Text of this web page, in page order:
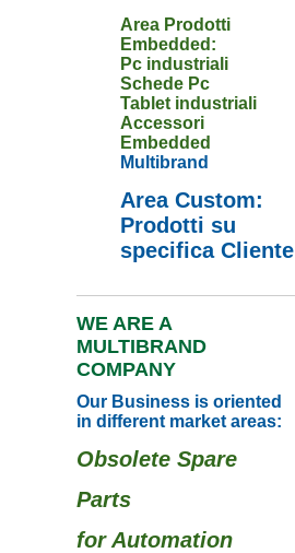
Area Prodotti
Embedded:
Pc industriali
Schede Pc
Tablet industriali
Accessori
Embedded
Multibrand
Area Custom:
Prodotti su
specifica Cliente
WE ARE A
MULTIBRAND
COMPANY
Our Business is oriented
in different market areas:
Obsolete Spare
Parts
for Automation